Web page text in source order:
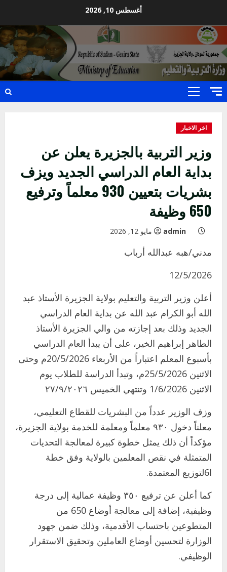
content
أغسطس 10, 2026
Primary
اخر الاخبار
وزير التربية بالجزيرة يعلن عن
بداية العام الدراسي الجديد ويزف
بشريات بتعيين 930 معلماً وترفيع
650 وظيفة
admin مايو 12, 2026
مدني/هبه عبدالله أرباب
12/5/2026
أعلن وزير التربية والتعليم بولاية الجزيرة الأستاذ عبد
الله أبو الكرام عبد الله عن بداية العام الدراسي
الجديد وذلك بعد إجازته من والي الجزيرة الأستاذ
الطاهر إبراهيم الخير، على أن يبدأ العام الدراسي
بأسبوع المعلم اعتباراً من الأربعاء 20/5/2026م وحتى
الاثنين 25/5/2026م، وتبدأ الدراسة للطلاب يوم
الاثنين 1/6/2026 وتنتهي الخميس ٢٧/٩/٢٠٢٦
وزف الوزير عدداً من البشريات للقطاع التعليمي،
معلناً دخول ٩٣٠ معلماً ومعلمة للخدمة بولاية الجزيرة،
مؤكداً أن ذلك يمثل خطوة كبيرة لمعالجة التحديات
المتمثلة في نقص المعلمين بالولاية وفق خطة
ا6لتوزيع المعتمدة.
كما أعلن عن ترفيع ٣٥٠ وظيفة عمالية إلى درجة
وظيفية، إضافة إلى معالجة أوضاع 650 من
المتطوعين باحتساب الأقدمية، وذلك ضمن جهود
الوزارة لتحسين أوضاع العاملين وتحقيق الاستقرار
الوظيفي.
2
التعليم الخاص بمحلية ودمدني الكبرى
يعلن تخفيض الرسوم الدراسية لهذا العام
بنسبة15%
أغسطس 3, 2026
اخر الاخبار